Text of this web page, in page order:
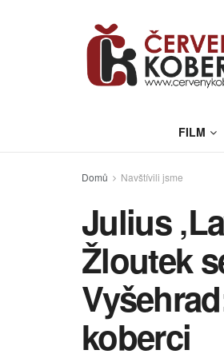
FILM
Domů Navštívili jsme
Julius
Žloutek
koberci